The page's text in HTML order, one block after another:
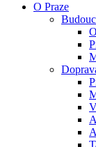
O Praze